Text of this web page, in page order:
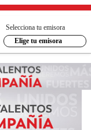
Selecciona tu emisora
Elige tu emisora